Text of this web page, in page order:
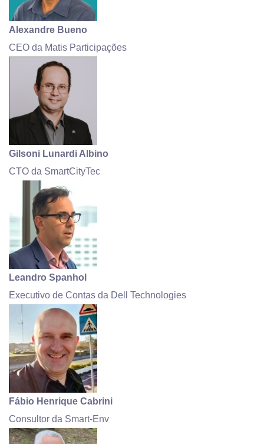
Alexandre Bueno
CEO da Matis Participações
Gilsoni Lunardi Albino
CTO da SmartCityTec
Leandro Spanhol
Executivo de Contas da Dell Technologies
Fábio Henrique Cabrini
Consultor da Smart-Env